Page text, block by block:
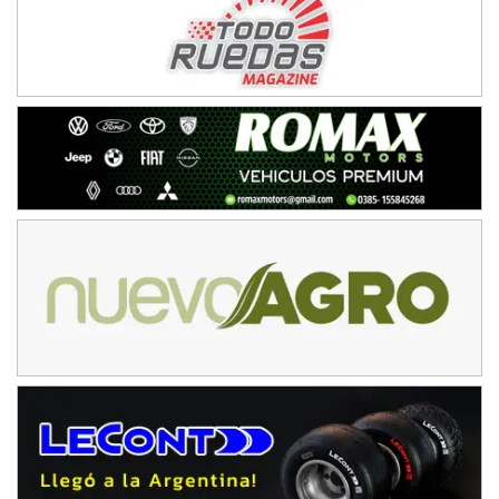
IAME SERIES ARGENTINA 6
Baradero (Buenos Aires)
KDO - F6
Ciudad de Trenque Lauquen (Asfalto)
Trenque Lauquen (Buenos Aires)
ENTRERRIANO - F6 (POSTERGADA)
Parque de la Velocidad (Asfalto)
VICTORIENSE - F7
Victoria (Entre Ríos)
Moto Club Reginense (Tierra)
CSK - F7
Juventud Unida (Tierra)
Humboldt (Santa Fe)